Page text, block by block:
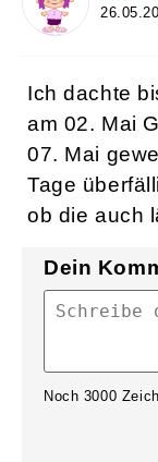
Ich dachte
am 02. Mai
07. Mai
Tage
ob die auch
Dein
Noch 3000